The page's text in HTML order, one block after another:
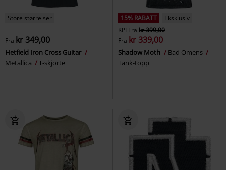
Store størrelser
Fra kr 349,00
Hetfield Iron Cross Guitar
Metallica
T-skjorte
15% RABATT
Eksklusiv
KPI Fra kr 399,00
Fra kr 339,00
Shadow Moth
Bad Omens
Tank-topp